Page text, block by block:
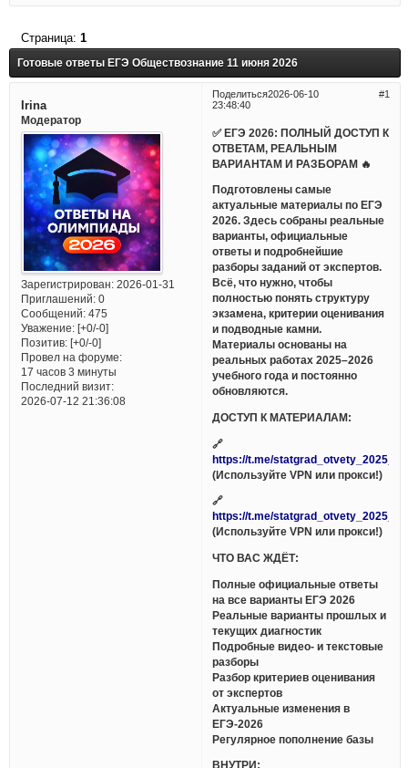
Готовые ответы ЕГЭ Обществознание 11 июня 2026
Страница: 1
Поделиться 1
2026-06-10
23:48:40
Irina
Модератор
Зарегистрирован: 2026-01-31
Приглашений:0
Сообщений:475
Уважение: [+0/-0]
Позитив: [+0/-0]
Провел на форуме:
17 часов 3 минуты
Последний визит:
2026-07-12 21:36:08
✅ ЕГЭ 2026: ПОЛНЫЙ ДОСТУП К
ОТВЕТАМ, РЕАЛЬНЫМ
ВАРИАНТАМ И РАЗБОРАМ 🔥
Подготовлены самые
актуальные материалы по ЕГЭ
2026. Здесь собраны реальные
варианты, официальные
ответы и подробнейшие
разборы заданий от экспертов.
Всё, что нужно, чтобы
полностью понять структуру
экзамена, критерии оценивания
и подводные камни.
Материалы основаны на
реальных работах 2025–2026
учебного года и постоянно
обновляются.
ДОСТУП К МАТЕРИАЛАМ:
🔗
https://t.me/
(Используйте VPN или прокси!)
🔗
https://t.me/
(Используйте VPN или прокси!)
ЧТО ВАС ЖДЁТ:
Полные официальные ответы
на все варианты ЕГЭ 2026
Реальные варианты прошлых и
текущих диагностик
Подробные видео- и текстовые
разборы
Разбор критериев оценивания
от экспертов
Актуальные изменения в
ЕГЭ-2026
Регулярное пополнение базы
ВНУТРИ: